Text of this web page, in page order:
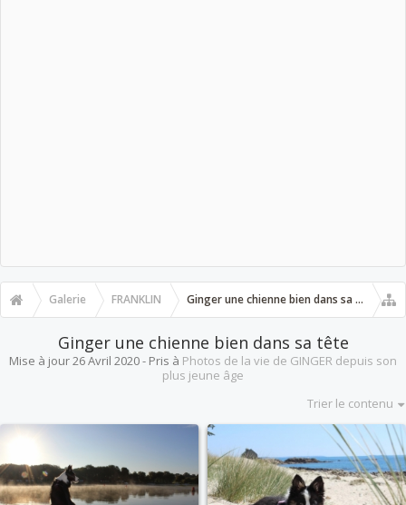
Galerie FRANKLIN Ginger une chienne bien dans sa tête
Ginger une chienne bien dans sa tête
Mise à jour26 Avril 2020- Pris à Photos de la vie de GINGER depuis son
plus jeune âge
Trier le contenu